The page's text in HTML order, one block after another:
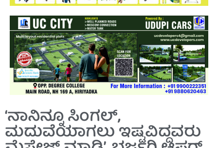
‘ನಾನಿನ್ನೂ ಸಿಂಗಲ್,
ಮದುವೆಯಾಗಲು ಇಷ್ಟವಿದ್ದವರು